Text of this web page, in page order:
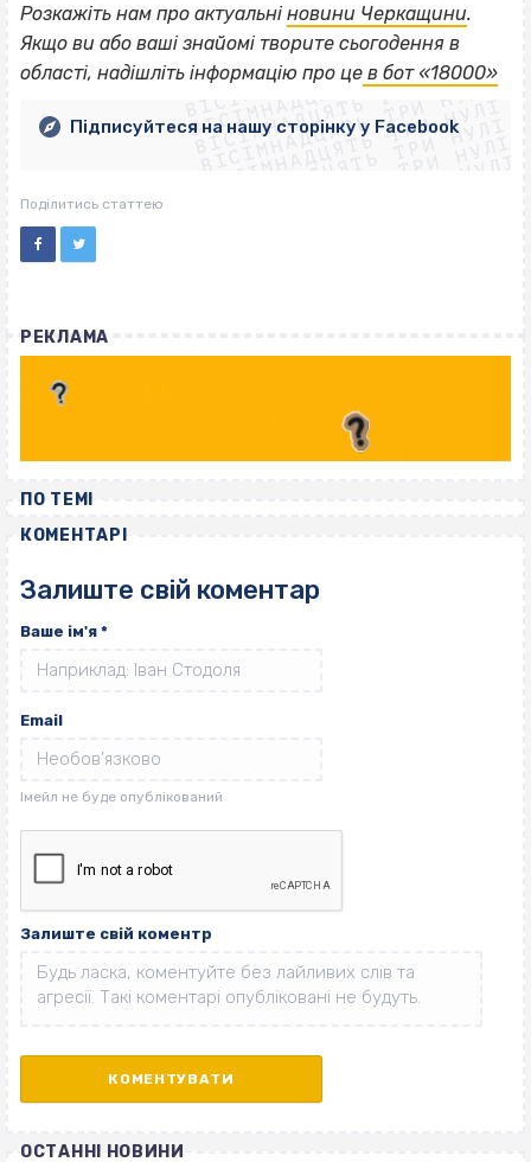
Розкажіть нам про актуальні новини Черкащини.
Якщо ви або ваші знайомі творите сьогодення в
області, надішліть інформацію про це в бот «18000»
ВІСІМНАДЦЯТЬ ТРИ НУЛІ
ВІСІМНАДЦЯТЬ ТРИ НУЛІ
ВІСІМНАДЦЯТЬ ТРИ НУЛІ
ВІСІМНАДЦЯТЬ ТРИ НУЛІ
ВІСІМНАДЦЯТЬ ТРИ НУЛІ
ВІСІМНАДЦЯТЬ ТРИ НУЛІ
ВІСІМНАДЦЯТЬ ТРИ НУЛІ
ВІСІМНАДЦЯТЬ ТРИ НУЛІ
Підписуйтеся на нашу сторінку у Facebook
Поділитись статтею
РЕКЛАМА
ПО ТЕМІ
КОМЕНТАРІ
Залиште свій коментар
Ваше ім'я *
Email
Залиште свій коментр
ОСТАННІ НОВИНИ